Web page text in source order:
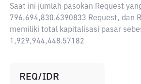
Saat ini jumlah pasokan Request
796,694,830.6390833 Request, dan
memiliki total kapitalisasi pasar
1,929,944,448.57182
REQ/IDR